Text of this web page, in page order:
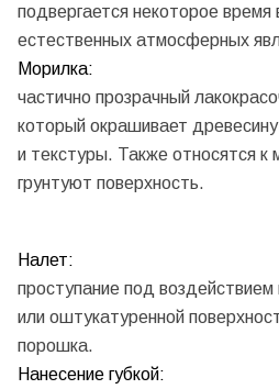
подвергается некоторое время
естественных атмосферных
Морилка:
частично прозрачный
который окрашивает
и текстуры. Также относятся
грунтуют поверхность.
Налет:
проступание под воздействием
или оштукатуренной
порошка.
Нанесение губкой: